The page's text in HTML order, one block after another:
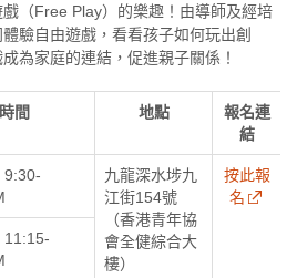
（Free Play）的樂趣！由導師及經培
驗自由遊戲，看看孩子如何玩出創
為家庭的連結，促進親子關係！
時間 地點
報名連
結
9:30-
九龍深水埗九
江街154號
（香港青年協
會全健綜合大
樓）
按此報
名
11:15-